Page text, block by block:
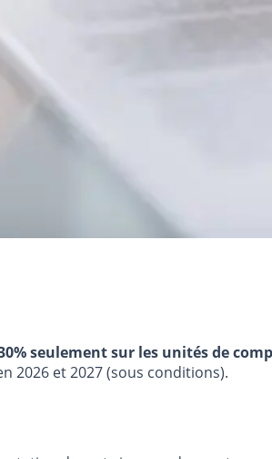
seulement sur les unités de
2026 et 2027 (sous conditions).